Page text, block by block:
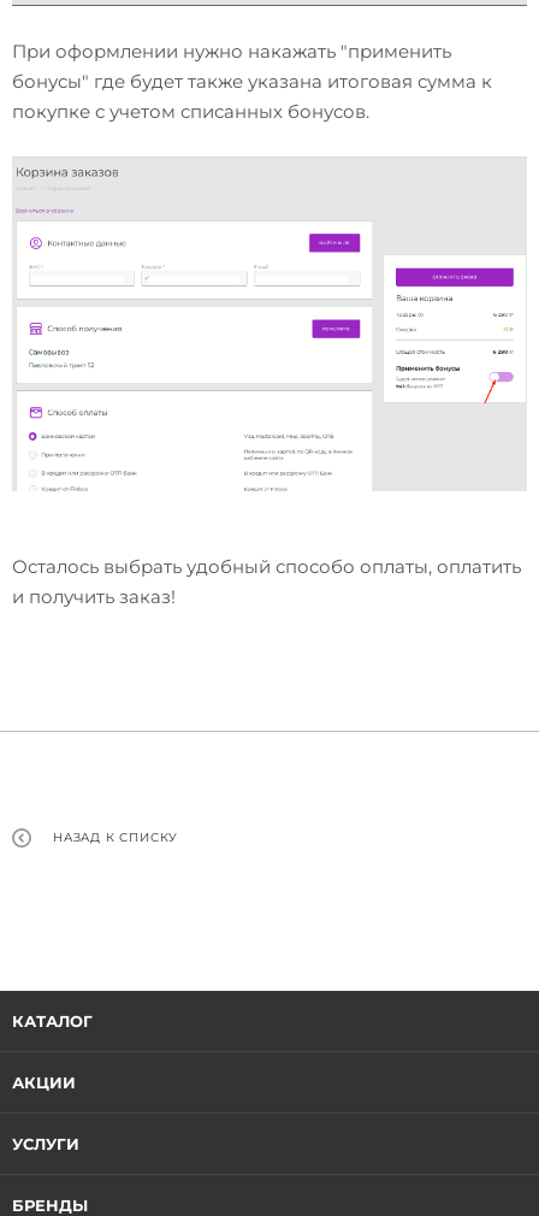
При оформлении нужно накажать "применить
бонусы" где будет также указана итоговая сумма к
покупке с учетом списанных бонусов.
Осталось выбрать удобный способо оплаты, оплатить
и получить заказ!
НАЗАД К СПИСКУ
КАТАЛОГ
АКЦИИ
УСЛУГИ
БРЕНДЫ